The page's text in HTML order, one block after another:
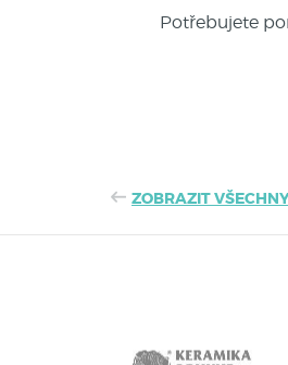
Potřebujete
ZOBRAZIT